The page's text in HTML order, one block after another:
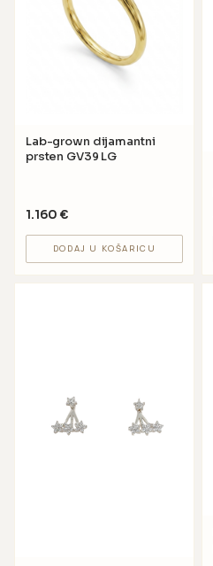
Lab-grown dijamantni
prsten GV39 LG
1.160 €
DODAJ U KOŠARICU